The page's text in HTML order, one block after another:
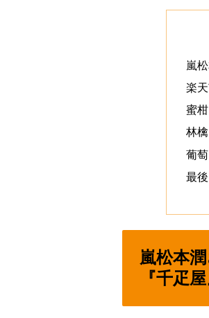
嵐
楽
蜜
林
葡
最
嵐松本
『千疋屋